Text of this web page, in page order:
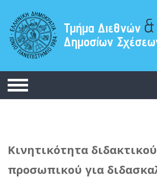
Τμήμα Διεθνών &
Δημοσίων
Κινητικότητα διδακτικού
προσωπικού για